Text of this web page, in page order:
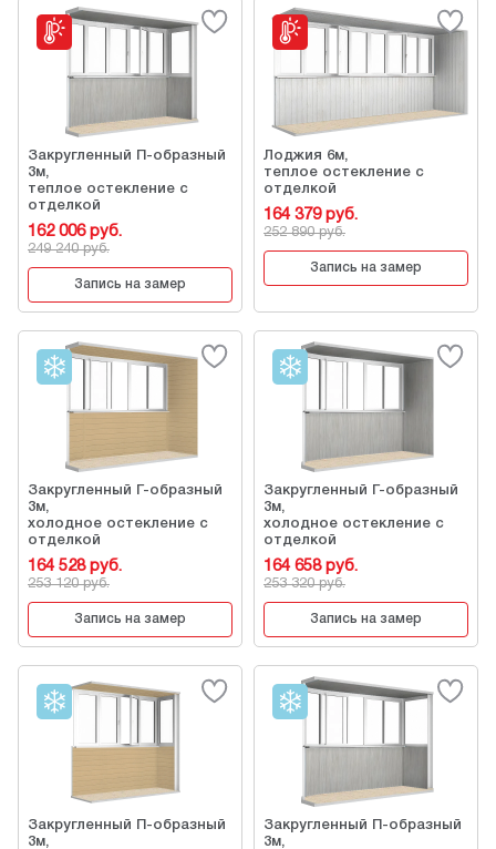
Закругленный П-образный
3м,
теплое остекление с
отделкой
162 006 руб.
249 240 руб.
Запись на замер
Лоджия 6м,
теплое остекление с
отделкой
164 379 руб.
252 890 руб.
Запись на замер
Закругленный Г-образный
3м,
холодное остекление с
отделкой
164 528 руб.
253 120 руб.
Запись на замер
Закругленный Г-образный
3м,
холодное остекление с
отделкой
164 658 руб.
253 320 руб.
Запись на замер
Закругленный П-образный
3м,
Закругленный П-образный
3м,